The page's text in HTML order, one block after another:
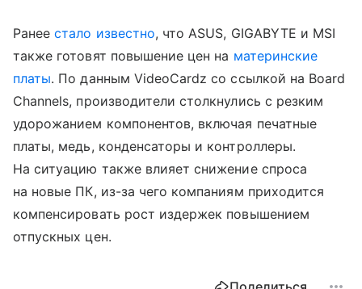
Ранеестало известно, что ASUS, GIGABYTE и MSI
также готовят повышение цен на материнские
платы. По данным VideoCardz со ссылкой на Board
Channels, производители столкнулись с резким
удорожанием компонентов, включая печатные
платы, медь, конденсаторы и контроллеры.
На ситуацию также влияет снижение спроса
на новые ПК, из-за чего компаниям приходится
компенсировать рост издержек повышением
отпускных цен.